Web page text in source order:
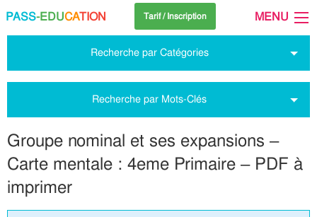
PASS-EDUCATION Tarif / Inscription MENU
Recherche par Catégories
Recherche par Mots-Clés
Groupe nominal et ses expansions –
Carte mentale : 4eme Primaire – PDF à
imprimer